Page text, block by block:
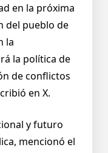
en la próxima
del pueblo de
la
la política de
de conflictos
en X.
y futuro
mencionó el